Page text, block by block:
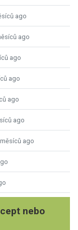
ago
ago
ago
ago
ago
ago
ago
nebo